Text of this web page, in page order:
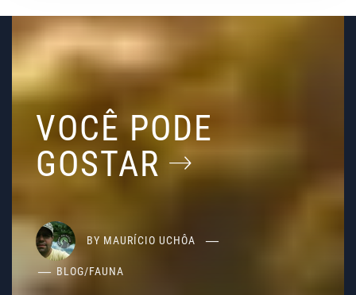
VOCÊ PODE
GOSTAR
BY MAURÍCIO UCHÔA
BLOG/FAUNA